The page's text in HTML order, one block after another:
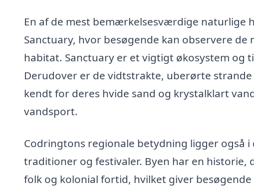
En af de mest bemærkelsesværdige
Sanctuary, hvor besøgende kan observere
habitat. Sanctuary er et vigtigt økosystem og
Derudover er de vidtstrakte, uberørte strande
kendt for deres hvide sand og krystalklart
vandsport.
Codringtons regionale betydning ligger også
traditioner og festivaler. Byen har en
folk og kolonial fortid, hvilket giver